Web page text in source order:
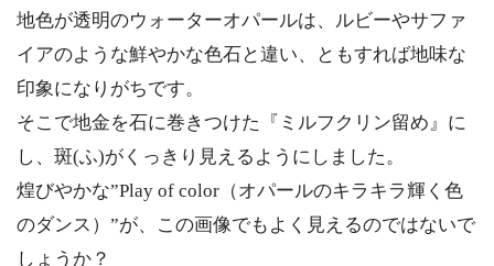
地色が透明のウォーターオパールは、ルビーやサファ
イアのような鮮やかな色石と違い、ともすれば地味な
印象になりがちです。
そこで地金を石に巻きつけた『ミルフクリン留め』に
し、斑(ふ)がくっきり見えるようにしました。
煌びやかな”Play of color（オパールのキラキラ輝く色
のダンス）”が、この画像でもよく見えるのではないで
しょうか？